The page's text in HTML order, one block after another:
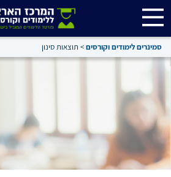
סמינרים לימודים וקורסים> תוצאות סינון